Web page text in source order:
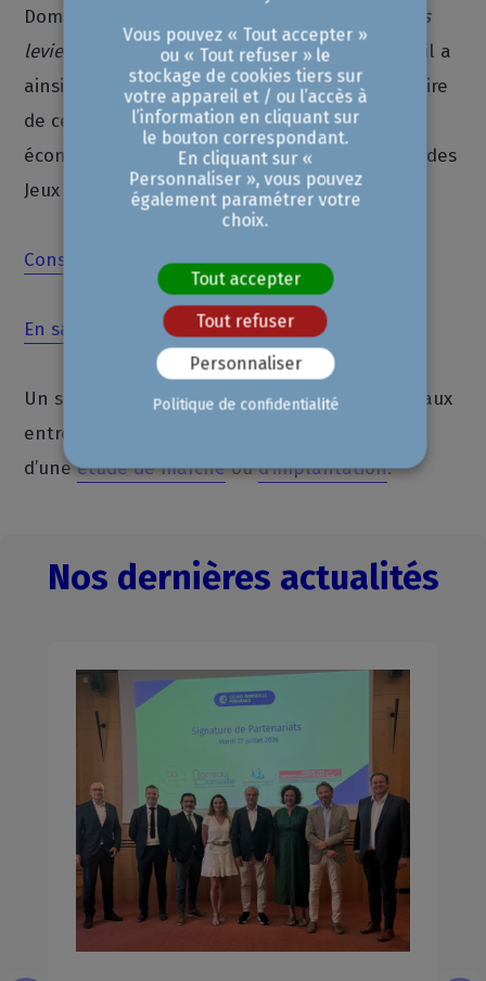
Dominique Billé a planché pour «
identifier les
leviers de cette filière à forts enjeux
». Ce travail a
ainsi permis de dégager 12 axes à même de faire
de ce secteur un véritable levier d’attractivité
économique pour le territoire, dans le sillage des
Jeux Olympiques de 2024.
Consulter l’étude sport
En savoir plus
Un savoir-faire qui peut également être utile aux
entreprises, par exemple pour la réalisation
d’uneétude de marchéoud’implantation.
Nos dernières actualités
Vous pouvez « Tout accepter »
ou « Tout refuser » le
stockage de cookies tiers sur
votre appareil et / ou l’accès à
l’information en cliquant sur
le bouton correspondant.
En cliquant sur «
Personnaliser », vous pouvez
également paramétrer votre
choix.
Tout accepter
Tout refuser
Personnaliser
Politique de confidentialité